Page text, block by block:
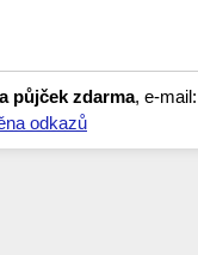
půjček zdarma, e-
odkazů